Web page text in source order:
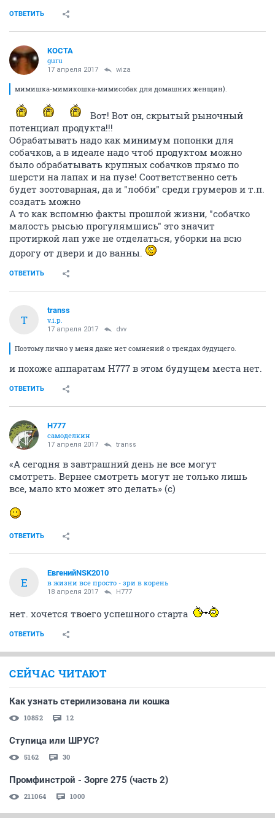
ОТВЕТИТЬ
KOCTA
guru
17 апреля 2017 wiza
мимишка-мимикошка-мимисобак для домашних женщин).
Вот! Вот он, скрытый рыночный
потенциал продукта!!!
Обрабатывать надо как минимум попонки для
собачков, а в идеале надо чтоб продуктом можно
было обрабатывать крупных собачков прямо по
шерсти на лапах и на пузе! Соответственно сеть
будет зоотоварная, да и "лобби" среди грумеров и т.п.
создать можно
А то как вспомню факты прошлой жизни, "собачко
малость рысью прогулямшись" это значит
протиркой лап уже не отделаться, уборки на всю
дорогу от двери и до ванны.
ОТВЕТИТЬ
T
transs
v.i.p.
17 апреля 2017 dvv
Поэтому лично у меня даже нет сомнений о трендах будущего.
и похоже аппаратам Н777 в этом будущем места нет.
ОТВЕТИТЬ
H777
самоделкин
17 апреля 2017 transs
«А сегодня в завтрашний день не все могут
смотреть. Вернее смотреть могут не только лишь
все, мало кто может это делать» (с)
ОТВЕТИТЬ
Е
ЕвгенийNSK2010
в жизни все просто - зри в корень
18 апреля 2017 H777
нет. хочется твоего успешного старта
ОТВЕТИТЬ
СЕЙЧАС ЧИТАЮТ
Как узнать стерилизована ли кошка
10852 12
Ступица или ШРУС?
5162 30
Промфинстрой - Зорге 275 (часть 2)
211064 1000